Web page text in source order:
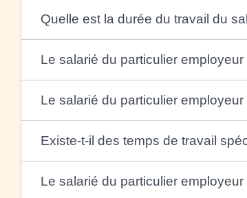
Quelle est la durée du travail du
Le salarié du particulier
Le salarié du particulier
Existe-t-il des temps de travail
Le salarié du particulier